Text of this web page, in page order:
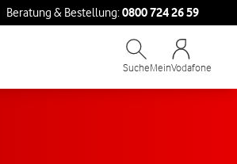
Beratung & Bestellung:0800 724 26 59
SucheMeinVodafone